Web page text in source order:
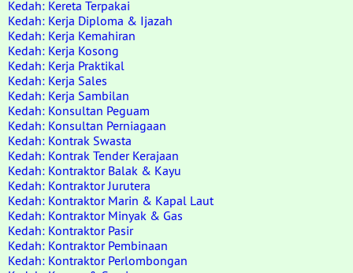
Kedah: Kereta Terpakai
Kedah: Kerja Diploma & Ijazah
Kedah: Kerja Kemahiran
Kedah: Kerja Kosong
Kedah: Kerja Praktikal
Kedah: Kerja Sales
Kedah: Kerja Sambilan
Kedah: Konsultan Peguam
Kedah: Konsultan Perniagaan
Kedah: Kontrak Swasta
Kedah: Kontrak Tender Kerajaan
Kedah: Kontraktor Balak & Kayu
Kedah: Kontraktor Jurutera
Kedah: Kontraktor Marin & Kapal Laut
Kedah: Kontraktor Minyak & Gas
Kedah: Kontraktor Pasir
Kedah: Kontraktor Pembinaan
Kedah: Kontraktor Perlombongan